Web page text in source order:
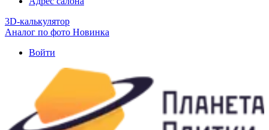
3D-калькулятор
Аналог по фото Новинка
Войти